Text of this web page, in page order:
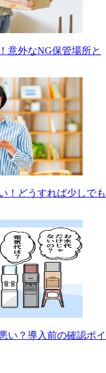
意外なNG保管場所と
！どうすれば少しでも
い？導入前の確認ポイ